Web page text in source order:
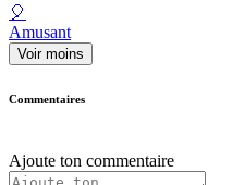
🎈
Amusant
Voir moins
Commentaires
Ajoute ton commentaire